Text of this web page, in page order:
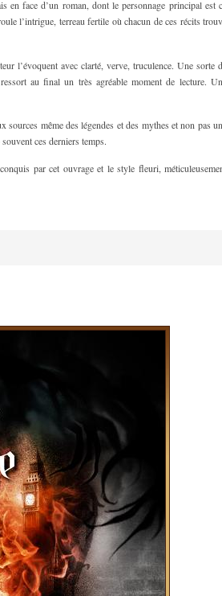
en face d’un roman, dont le personnage principal est
l’intrigue, terreau fertile où chacun de ces récits
l’évoquent avec clarté, verve, truculence. Une sorte
au final un très agréable moment de lecture.
sources même des légendes et des mythes et non pas
ces derniers temps.
par cet ouvrage et le style fleuri,